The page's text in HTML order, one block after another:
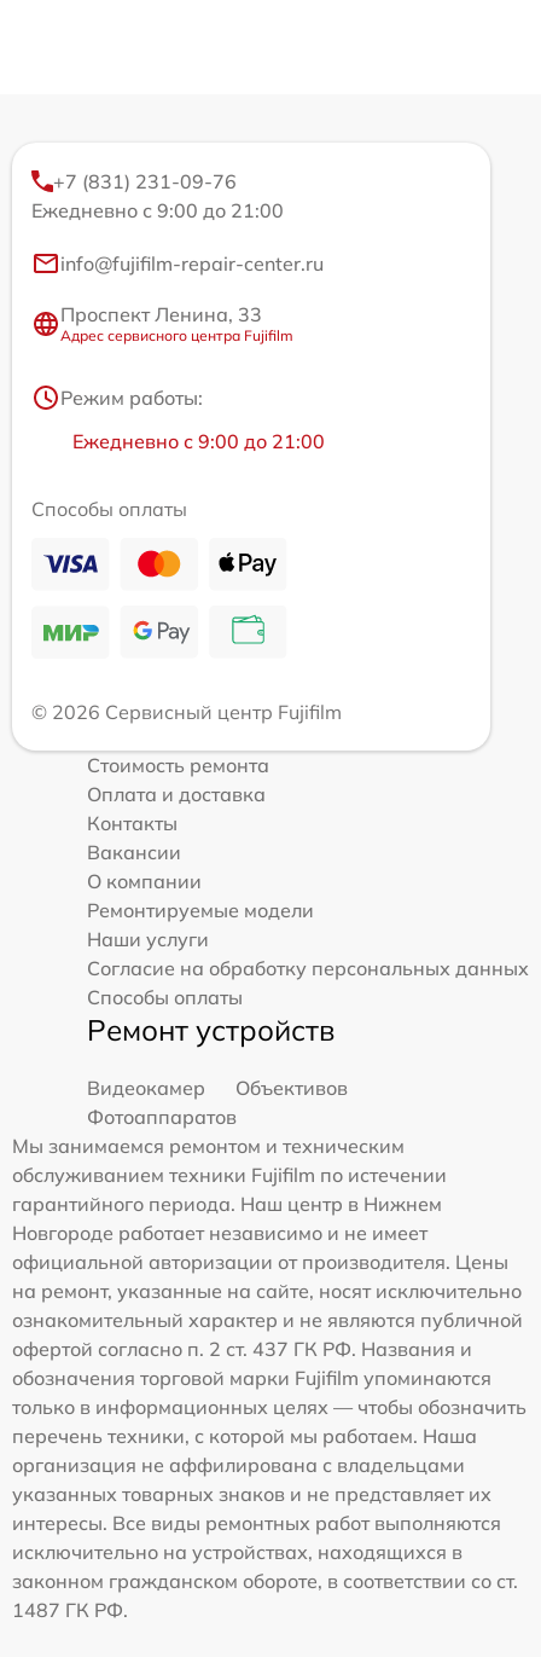
+7 (831) 231-09-76
Ежедневно с 9:00 до 21:00
info@fujifilm-repair-center.ru
Проспект Ленина, 33
Адрес сервисного центра Fujifilm
Режим работы:
Ежедневно с 9:00 до 21:00
Способы оплаты
© 2026 Сервисный центр Fujifilm
Стоимость ремонта
Оплата и доставка
Контакты
Вакансии
О компании
Ремонтируемые модели
Наши услуги
Согласие на обработку персональных данных
Способы оплаты
Ремонт устройств
Видеокамер
Объективов
Фотоаппаратов
Мы занимаемся ремонтом и техническим
обслуживанием техники Fujifilm по истечении
гарантийного периода. Наш центр в Нижнем
Новгороде работает независимо и не имеет
официальной авторизации от производителя. Цены
на ремонт, указанные на сайте, носят исключительно
ознакомительный характер и не являются публичной
офертой согласно п. 2 ст. 437 ГК РФ. Названия и
обозначения торговой марки Fujifilm упоминаются
только в информационных целях — чтобы обозначить
перечень техники, с которой мы работаем. Наша
организация не аффилирована с владельцами
указанных товарных знаков и не представляет их
интересы. Все виды ремонтных работ выполняются
исключительно на устройствах, находящихся в
законном гражданском обороте, в соответствии со ст.
1487 ГК РФ.